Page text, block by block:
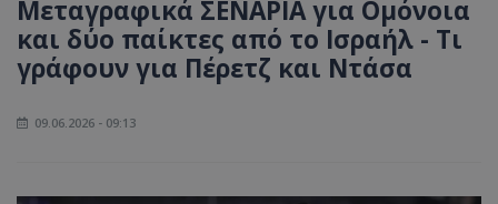
Μεταγραφικά ΣΕΝΑΡΙΑ για Ομόνοια
και δύο παίκτες από το Ισραήλ - Τι
γράφουν για Πέρετζ και Ντάσα
09.06.2026 - 09:13